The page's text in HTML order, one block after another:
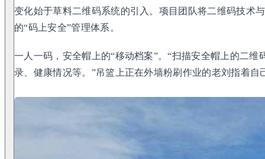
变化始于草料二维码系统的引入。项目团队将二维码技术
的“码上安全”管理体系。
一人一码，安全帽上的“移动档案”。“扫描安全帽上的二
录、健康情况等。”吊篮上正在外墙粉刷作业的老刘指着自